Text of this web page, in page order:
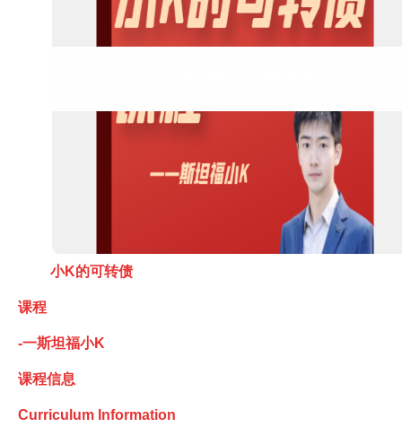
小K的可转债
课程
-一斯坦福小K
课程信息
Curriculum Information